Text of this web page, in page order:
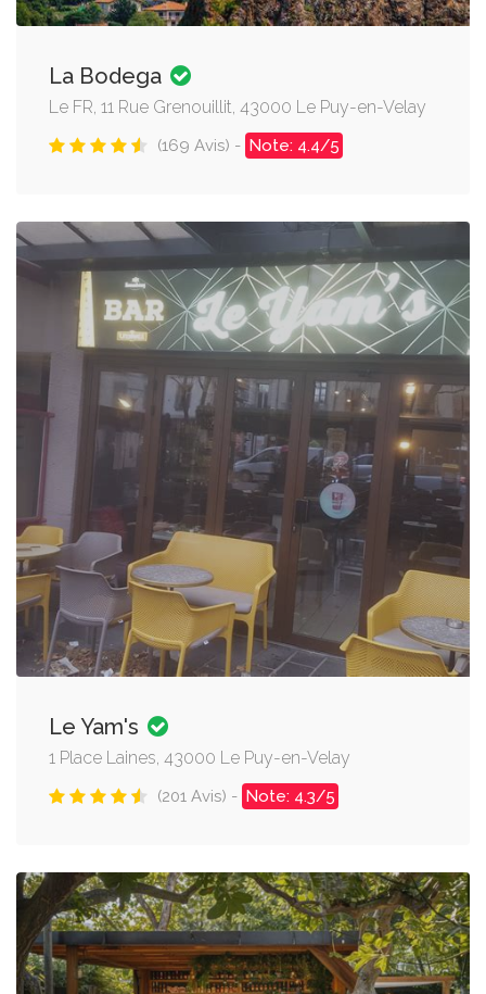
La Bodega
Le FR, 11 Rue Grenouillit, 43000 Le Puy-en-Velay
(169 Avis) - Note: 4.4/5
Le Yam's
1 Place Laines, 43000 Le Puy-en-Velay
(201 Avis) - Note: 4.3/5